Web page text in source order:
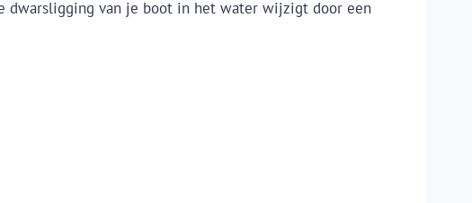
dwarsligging van je boot in het water wijzigt door een